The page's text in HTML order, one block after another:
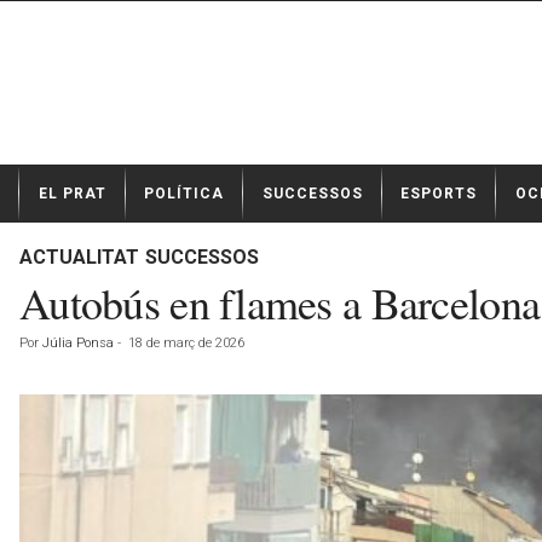
t
EL PRAT POLÍTICA SUCCESSOS ESPORTS OCI
ACTUALITAT SUCCESSOS
Autobús en flames a
Por Júlia Ponsa - 18 de març de 2026